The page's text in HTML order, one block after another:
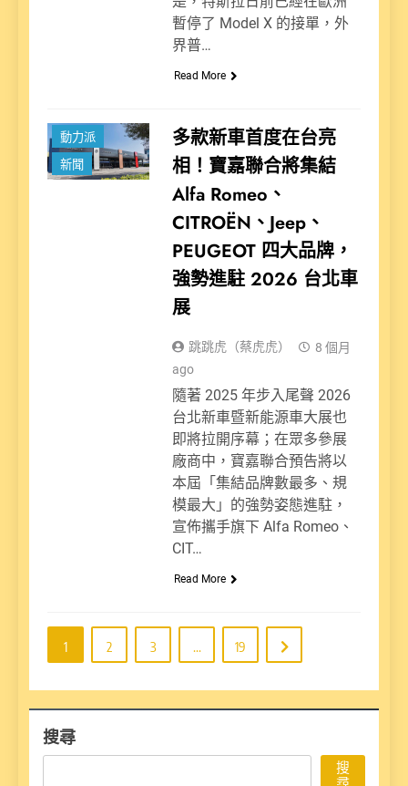
暫停了 Model X 的接單，外
界普…
Read More
動力派
新聞
多款新車首度在台亮
相！寶嘉聯合將集結
Alfa Romeo、
CITROËN、Jeep、
PEUGEOT 四大品牌，
強勢進駐 2026 台北車
展
跳跳虎（蔡虎虎）
8 個月
ago
隨著 2025 年步入尾聲 2026
台北新車暨新能源車大展也
即將拉開序幕；在眾多參展
廠商中，寶嘉聯合預告將以
本屆「集結品牌數最多、規
模最大」的強勢姿態進駐，
宣佈攜手旗下 Alfa Romeo、
CIT…
Read More
1 2 3 ... 19
搜尋
搜